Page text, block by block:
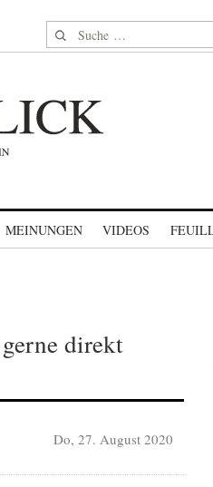
Suche nach:
MEINUNGEN VIDEOS
direkt
Do, 27. August 2020